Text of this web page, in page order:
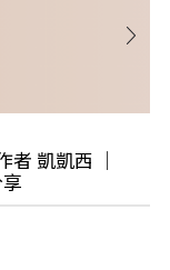
凱凱西 ｜